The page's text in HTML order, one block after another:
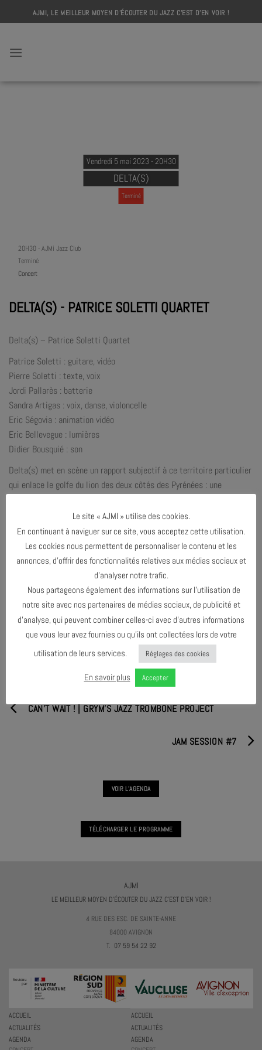
to
AJMI, LE MEILLEUR MOYEN D'ÉCOUTER DU JAZZ C'EST D'EN VOIR !
Vendredi 5 mai 2023 - 20H30
DELTA(S)
Terminé
20H30 - AJMi Jazz Club
Terminé
Concert
DELTA(S) - PATRICE SOLETTI QUARTET
Delta(s) – Patrice Soletti Quartet
Patrice Soletti : guitare, vidéo
Pierre Soletti : texte, voix
Jordi Pallarès : batterie
Sandra Artigas : voix, danse, violoncelle
Eric Ségovia : animation vidéo
Eric Bellevegue : lumières
Didier Bousquié : son
Delta(s) met en scène un rapport subjectif à ce territoire particulier
qui enlace le golfe du lion des deux côtés des Pyrénées : une
idéaux de justice et de progrès social. Conçu et dirigé par Patrice et
Pierre Soletti, ce projet interdisciplinaire, bilingue français-catalan,
s’inscrit dans une démarche documentaire et artistique où la langue
catalane est intégrée et mise en avant avec des artistes catalans.
PARTAGER & COMMENTER
CAN’T WAIT ! | GRYM’S JAZZ TROMBONE PROJECT
JAM SESSION #7
VOIR L'AGENDA
TÉLÉCHARGER LE PROGRAMME
AJMI
LE MEILLEUR MOYEN D'ÉCOUTER DU JAZZ C'EST D'EN VOIR !
4 RUE DES ESC. DE SAINTE-ANNE
84000 AVIGNON
T. 07 59 54 22 92
ACCUEIL
ACTUALITÉS
AGENDA
ACCUEIL
ACTUALITÉS
AGENDA
Le site « AJMI » utilise des cookies.
En continuant à naviguer sur ce site, vous acceptez cette utilisation.
Les cookies nous permettent de personnaliser le contenu et les
annonces, d’offrir des fonctionnalités relatives aux médias sociaux et
d’analyser notre trafic.
Nous partageons également des informations sur l’utilisation de
notre site avec nos partenaires de médias sociaux, de publicité et
d’analyse, qui peuvent combiner celles-ci avec d’autres informations
que vous leur avez fournies ou qu’ils ont collectées lors de votre
utilisation de leurs services.
Réglages des cookies
En savoir plus Accepter